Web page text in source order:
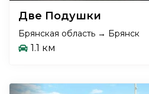
Две Подушки
Брянская область → Брянск
1.1 км